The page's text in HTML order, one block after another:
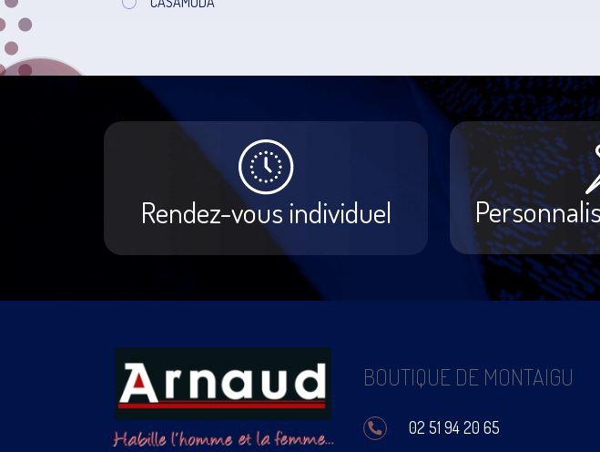
Rendez-vous individuel
BOUTIQUE DE MONTAIGU
02 51 94 20 65